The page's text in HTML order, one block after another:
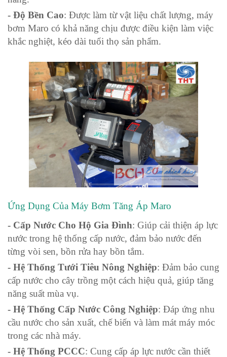
- Độ Bền Cao: Được làm từ vật liệu chất lượng, máy
bơm Maro có khả năng chịu được điều kiện làm việc
khắc nghiệt, kéo dài tuổi thọ sản phẩm.
Ứng Dụng Của Máy Bơm Tăng Áp Maro
- Cấp Nước Cho Hộ Gia Đình: Giúp cải thiện áp lực
nước trong hệ thống cấp nước, đảm bảo nước đến
từng vòi sen, bồn rửa hay bồn tắm.
- Hệ Thống Tưới Tiêu Nông Nghiệp: Đảm bảo cung
cấp nước cho cây trồng một cách hiệu quả, giúp tăng
năng suất mùa vụ.
- Hệ Thống Cấp Nước Công Nghiệp: Đáp ứng nhu
cầu nước cho sản xuất, chế biến và làm mát máy móc
trong các nhà máy.
- Hệ Thống PCCC: Cung cấp áp lực nước cần thiết